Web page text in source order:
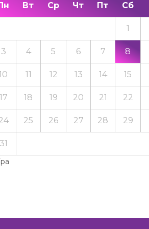
Вт Ср Чт Пт Сб
1
3 4 5 6 7 8
11 12 13 14 15
18 19 20 21 22
25 26 27 28 29